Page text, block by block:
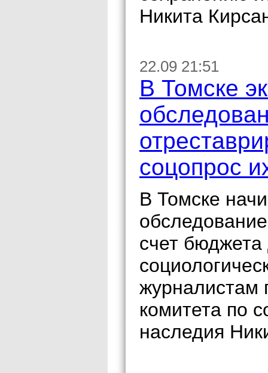
Никита
22.09 21:51
В Томске
соцопрос
В Томске
счет
журналистам
комитета по
наследия